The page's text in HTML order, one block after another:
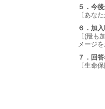
５．今
〔あな
６．加
〔(最も
メージ
７．回
〔生命